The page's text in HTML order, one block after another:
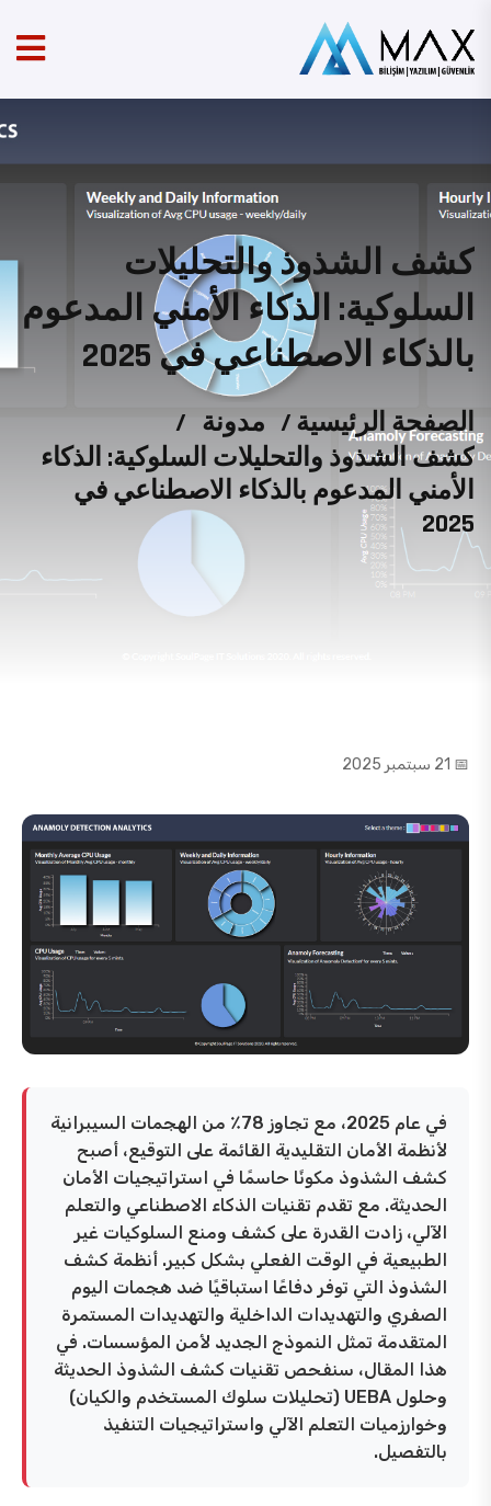
كشف الشذوذ والتحليلات
السلوكية: الذكاء الأمني المدعوم
بالذكاء الاصطناعي في 2025
الصفحة الرئيسية / مدونة /
كشف الشذوذ والتحليلات السلوكية: الذكاء
الأمني المدعوم بالذكاء الاصطناعي في
2025
📅 21 سبتمبر 2025
في عام 2025، مع تجاوز 78٪ من الهجمات السيبرانية
لأنظمة الأمان التقليدية القائمة على التوقيع، أصبح
كشف الشذوذ مكونًا حاسمًا في استراتيجيات الأمان
الحديثة. مع تقدم تقنيات الذكاء الاصطناعي والتعلم
الآلي، زادت القدرة على كشف ومنع السلوكيات غير
الطبيعية في الوقت الفعلي بشكل كبير. أنظمة كشف
الشذوذ التي توفر دفاعًا استباقيًا ضد هجمات اليوم
الصفري والتهديدات الداخلية والتهديدات المستمرة
المتقدمة تمثل النموذج الجديد لأمن المؤسسات. في
هذا المقال، سنفحص تقنيات كشف الشذوذ الحديثة
وحلول UEBA (تحليلات سلوك المستخدم والكيان)
وخوارزميات التعلم الآلي واستراتيجيات التنفيذ
بالتفصيل.